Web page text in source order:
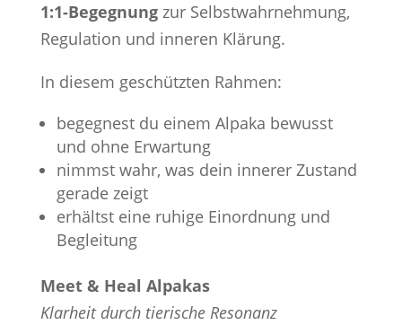
1:1-Begegnungzur Selbstwahrnehmung,
Regulation und inneren Klärung.
In diesem geschützten Rahmen:
begegnest du einem Alpaka bewusst
und ohne Erwartung
nimmst wahr, was dein innerer Zustand
gerade zeigt
erhältst eine ruhige Einordnung und
Begleitung
Meet & Heal Alpakas
Klarheit durch tierische Resonanz